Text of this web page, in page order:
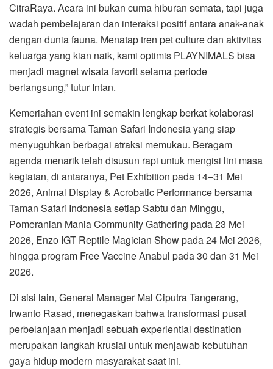
CitraRaya. Acara ini bukan cuma hiburan semata, tapi juga
wadah pembelajaran dan interaksi positif antara anak-anak
dengan dunia fauna. Menatap tren pet culture dan aktivitas
keluarga yang kian naik, kami optimis PLAYNIMALS bisa
menjadi magnet wisata favorit selama periode
berlangsung,” tutur Intan.
Kemeriahan event ini semakin lengkap berkat kolaborasi
strategis bersama Taman Safari Indonesia yang siap
menyuguhkan berbagai atraksi memukau. Beragam
agenda menarik telah disusun rapi untuk mengisi lini masa
kegiatan, di antaranya, Pet Exhibition pada 14–31 Mei
2026, Animal Display & Acrobatic Performance bersama
Taman Safari Indonesia setiap Sabtu dan Minggu,
Pomeranian Mania Community Gathering pada 23 Mei
2026, Enzo IGT Reptile Magician Show pada 24 Mei 2026,
hingga program Free Vaccine Anabul pada 30 dan 31 Mei
2026.
Di sisi lain, General Manager Mal Ciputra Tangerang,
Irwanto Rasad, menegaskan bahwa transformasi pusat
perbelanjaan menjadi sebuah experiential destination
merupakan langkah krusial untuk menjawab kebutuhan
gaya hidup modern masyarakat saat ini.